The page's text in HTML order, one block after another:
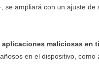
se ampliará con un ajuste de
maliciosas en
en el dispositivo, como